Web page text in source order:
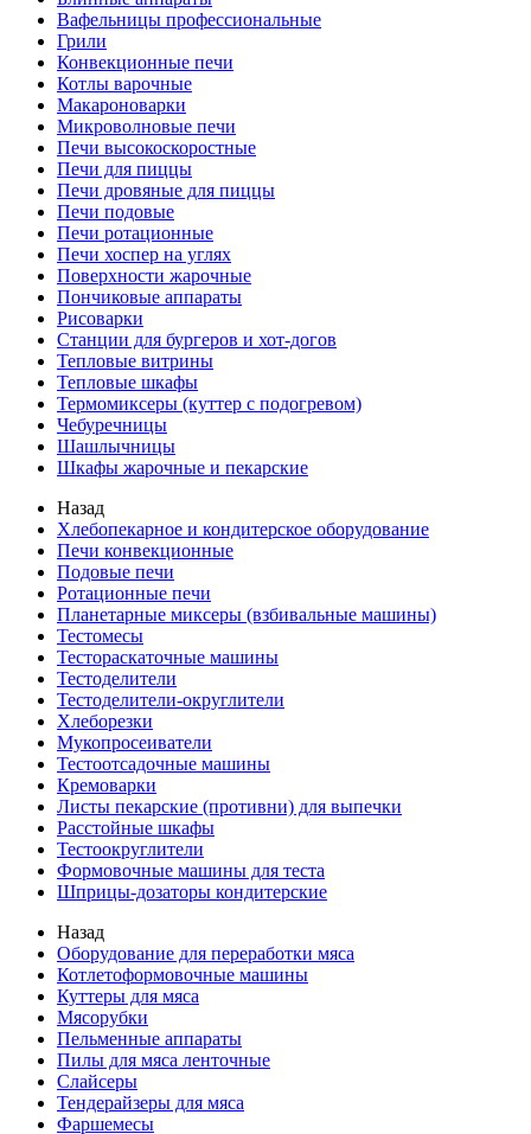
Вафельницы профессиональные
Грили
Конвекционные печи
Котлы варочные
Макароноварки
Микроволновые печи
Печи высокоскоростные
Печи для пиццы
Печи дровяные для пиццы
Печи подовые
Печи ротационные
Печи хоспер на углях
Поверхности жарочные
Пончиковые аппараты
Рисоварки
Станции для бургеров и хот-догов
Тепловые витрины
Тепловые шкафы
Термомиксеры (куттер с подогревом)
Чебуречницы
Шашлычницы
Шкафы жарочные и пекарские
Назад
Хлебопекарное и кондитерское оборудование
Печи конвекционные
Подовые печи
Ротационные печи
Планетарные миксеры (взбивальные машины)
Тестомесы
Тестораскаточные машины
Тестоделители
Тестоделители-округлители
Хлеборезки
Мукопросеиватели
Тестоотсадочные машины
Кремоварки
Листы пекарские (противни) для выпечки
Расстойные шкафы
Тестоокруглители
Формовочные машины для теста
Шприцы-дозаторы кондитерские
Назад
Оборудование для переработки мяса
Котлетоформовочные машины
Куттеры для мяса
Мясорубки
Пельменные аппараты
Пилы для мяса ленточные
Слайсеры
Тендерайзеры для мяса
Фаршемесы